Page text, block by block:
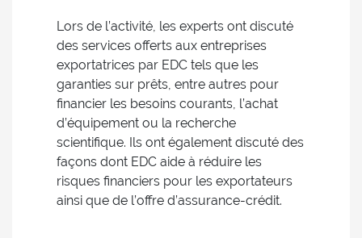
Lors de l’activité, les experts ont discuté
des services offerts aux entreprises
exportatrices par EDC tels que les
garanties sur prêts, entre autres pour
financier les besoins courants, l’achat
d’équipement ou la recherche
scientifique. Ils ont également discuté des
façons dont EDC aide à réduire les
risques financiers pour les exportateurs
ainsi que de l’offre d’assurance-crédit.